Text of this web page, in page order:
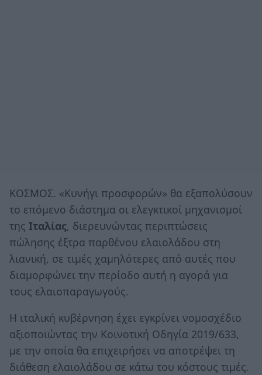
ΚΟΣΜΟΣ. «Κυνήγι προσφορών» θα εξαπολύσουν
το επόμενο διάστημα οι ελεγκτικοί μηχανισμοί
της Ιταλίας, διερευνώντας περιπτώσεις
πώλησης έξτρα παρθένου ελαιολάδου στη
λιανική, σε τιμές χαμηλότερες από αυτές που
διαμορφώνει την περίοδο αυτή η αγορά για
τους ελαιοπαραγωγούς.
Η ιταλική κυβέρνηση έχει εγκρίνει νομοσχέδιο
αξιοποιώντας την Κοινοτική Οδηγία 2019/633,
με την οποία θα επιχειρήσει να αποτρέψει τη
διάθεση ελαιολάδου σε κάτω του κόστους τιμές.